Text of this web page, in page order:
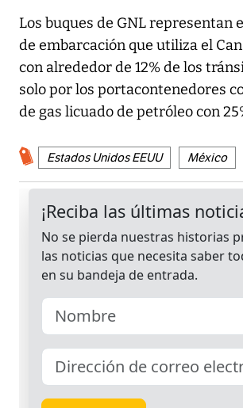
Los buques de GNL representan
de embarcación que utiliza el
con alrededor de 12% de los
solo por los portacontenedores
de gas licuado de petróleo con
Estados Unidos EEUU México